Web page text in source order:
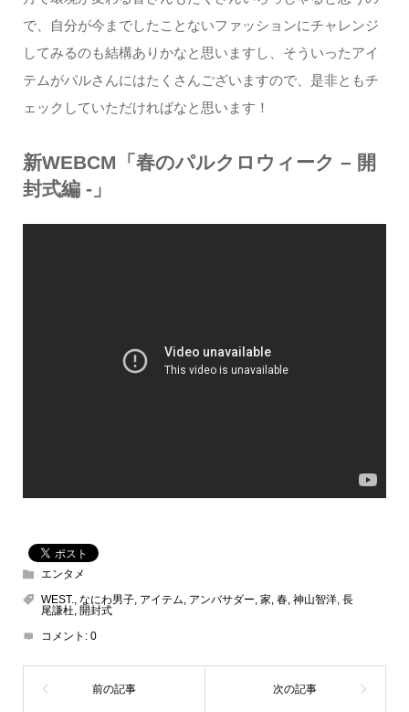
で、自分が今までしたことないファッションにチャレンジ
してみるのも結構ありかなと思いますし、そういったアイ
テムがパルさんにはたくさんございますので、是非ともチ
ェックしていただければなと思います！
新WEBCM「春のパルクロウィーク – 開
封式編 -」
エンタメ
WEST., なにわ男子, アイテム, アンバサダー, 家, 春, 神山智洋, 長
尾謙杜, 開封式
コメント: 0